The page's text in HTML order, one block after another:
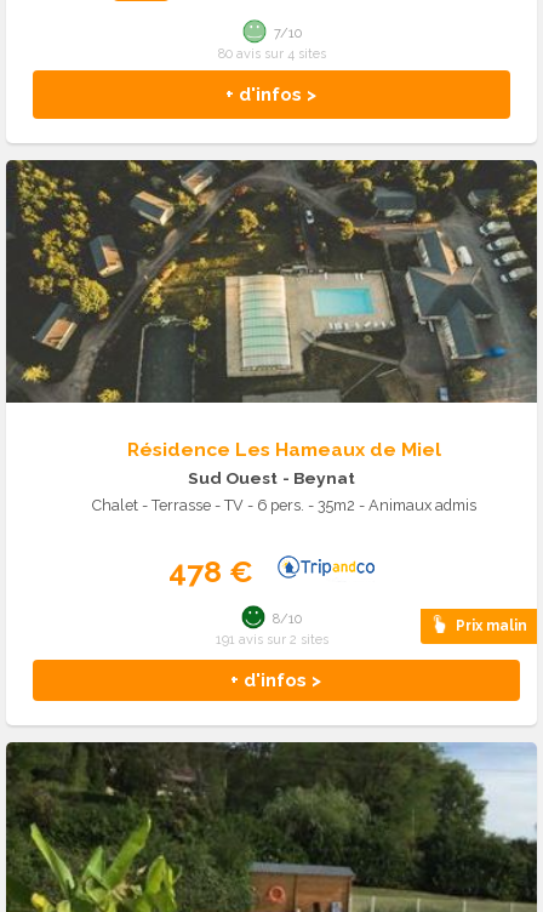
+ d'infos >
7/10
80 avis sur 4 sites
Résidence Les Hameaux de Miel
Sud Ouest - Beynat
Chalet - Terrasse - TV - 6 pers. - 35m2 - Animaux admis
478 €
Prix malin
+ d'infos >
8/10
191 avis sur 2 sites